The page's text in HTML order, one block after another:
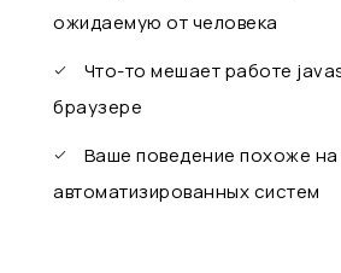
ожидаемую от человека
Что-то мешает работе
браузере
Ваше поведение похоже на
автоматизированных систем